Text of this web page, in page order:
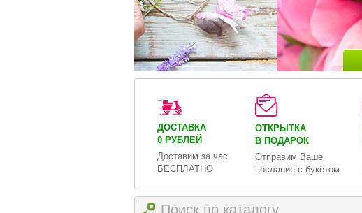
ДОСТАВКА
0 РУБЛЕЙ
Доставим за час
БЕСПЛАТНО
ОТКРЫТКА
В ПОДАРОК
Отправим Ваше
послание с букетом